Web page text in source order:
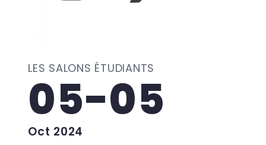
LES SALONS ÉTUDIANTS
05-05
Oct 2024